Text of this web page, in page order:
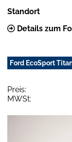
Standort
Details zum
Ford EcoSport
Preis:
MWSt: